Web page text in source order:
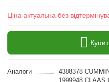
Ціна актуальна без
Аналоги
4388378
1999948 CLAAS